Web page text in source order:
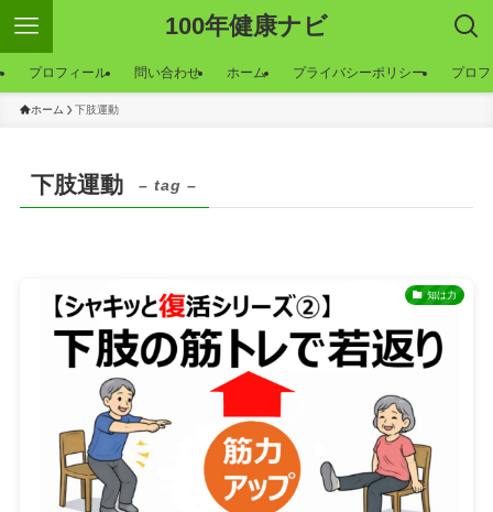
100年健康ナビ
プロフィール 問い合わせ ホーム プライバシーポリシー プロ
ホーム 下肢運動
下肢運動 – tag –
知は力